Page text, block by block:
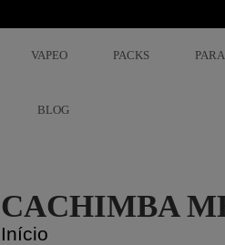
VAPEO PACKS
BLOG
CACHIMBA
Início